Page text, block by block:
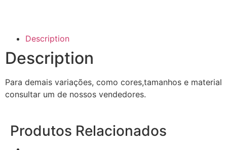
Description
Description
Para demais variações, como cores,tamanhos e material
consultar um de nossos vendedores.
Produtos Relacionados